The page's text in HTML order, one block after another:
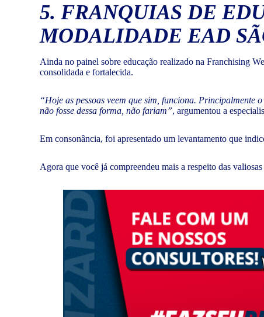
5. FRANQUIAS DE
MODALIDADE EAD
Ainda no painel sobre educação realizado na Franchising
consolidada e fortalecida.
“Hoje as pessoas veem que sim, funciona. Principalmente o
não fosse dessa forma, não fariam”, argumentou a
Em consonância, foi apresentado um levantamento que
Agora que você já compreendeu mais a respeito das